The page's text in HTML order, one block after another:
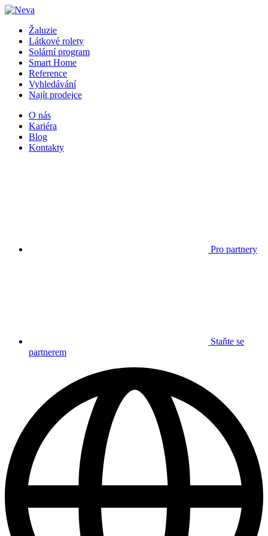
Žaluzie
Látkové rolety
Solární program
Smart Home
Reference
Vyhledávání
Najít prodejce
O nás
Kariéra
Blog
Kontakty
Pro partnery
Staňte se
partnerem